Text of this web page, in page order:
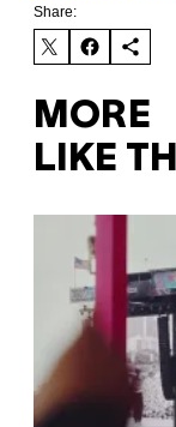
Share:
MORE
LIKE